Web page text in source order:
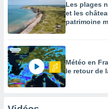
Les plages
et les
patrimoine
Météo en
le retour de